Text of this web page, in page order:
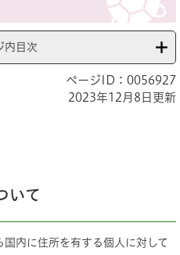
内目次
ページID：0056927
2023年12月8日更新
いて
内に住所を有する個人に対して